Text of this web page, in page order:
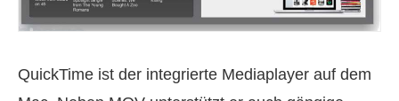
QuickTime ist der integrierte Mediaplayer auf dem